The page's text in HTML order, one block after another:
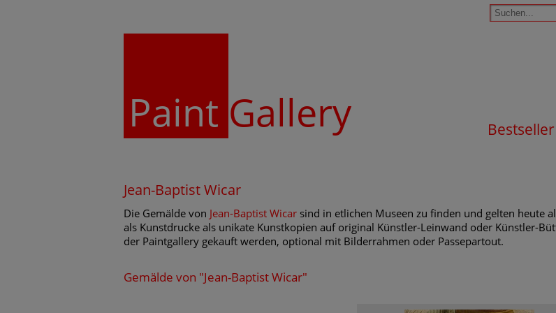
Paint Gallery Bestseller
Jean-Baptist Wicar
Die Gemälde von Jean-Baptist Wicar sind in etlichen Museen zu finden und gelten heute
als Kunstdrucke als unikate Kunstkopien auf original Künstler-Leinwand oder Künstler-
der Paintgallery gekauft werden, optional mit Bilderrahmen oder Passepartout.
Gemälde von "Jean-Baptist Wicar"